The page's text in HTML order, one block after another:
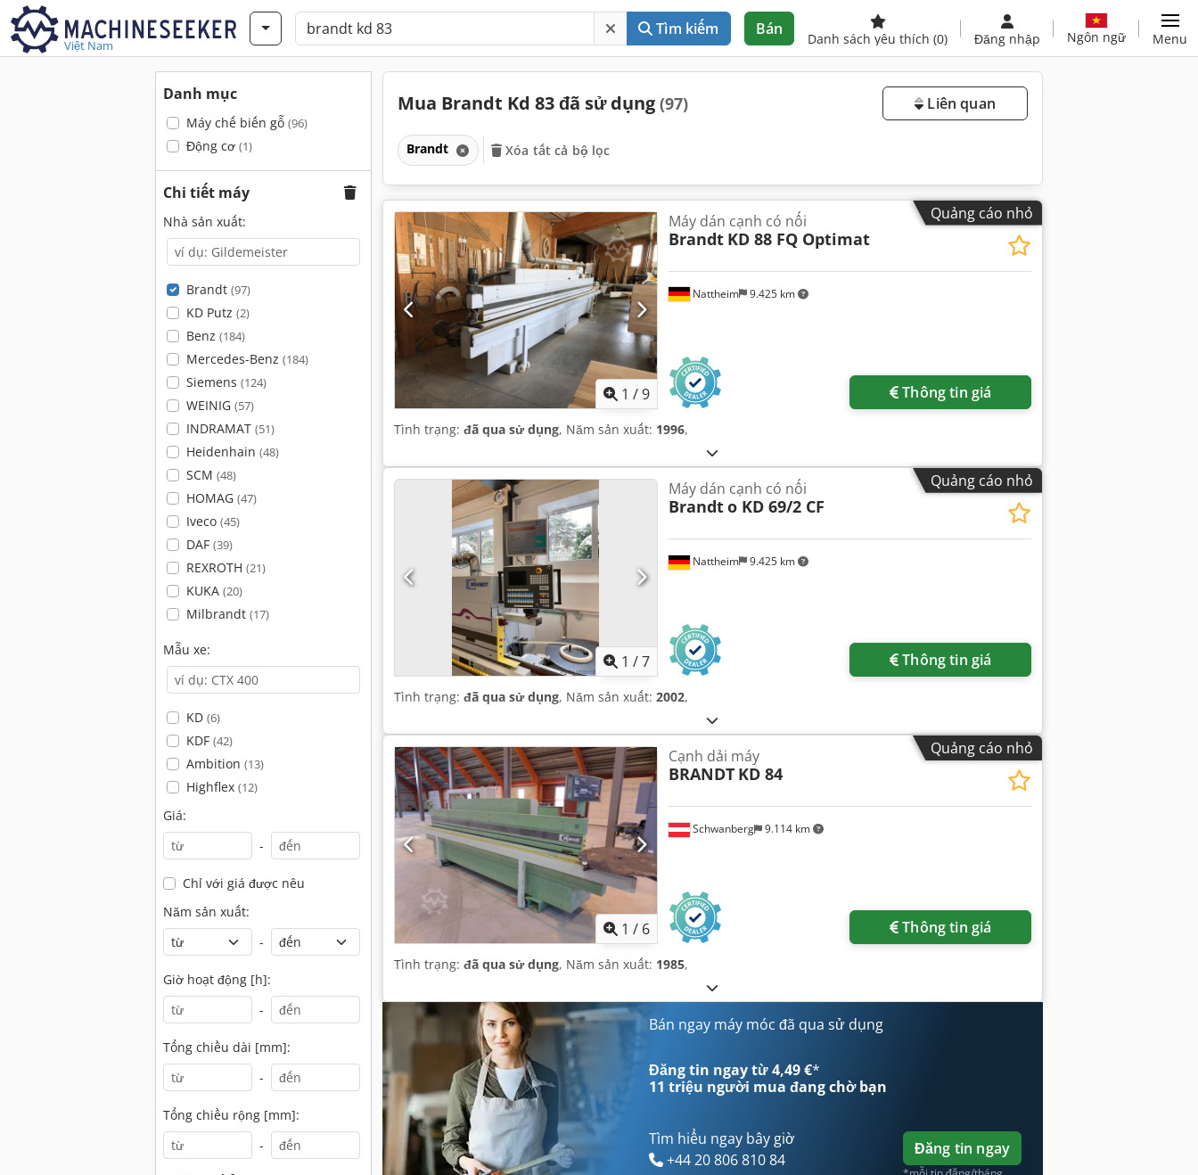
Việt Nam
Tìm kiếm Bán
Danh sách yêu thích (0) Đăng nhập Ngôn ngữ Menu
Danh mục
Máy chế biến gỗ (96)
Động cơ (1)
Chi tiết máy
Nhà sản xuất:
Brandt (97)
KD Putz (2)
Benz (184)
Mercedes-Benz (184)
Siemens (124)
WEINIG (57)
INDRAMAT (51)
Heidenhain (48)
SCM (48)
HOMAG (47)
Iveco (45)
DAF (39)
REXROTH (21)
KUKA (20)
Milbrandt (17)
Mẫu xe:
KD (6)
KDF (42)
Ambition (13)
Highflex (12)
Giá:
-
Chỉ với giá được nêu
Năm sản xuất:
-
Giờ hoạt động [h]:
-
Tổng chiều dài [mm]:
-
Tổng chiều rộng [mm]:
-
Mua Brandt Kd 83 đã sử dụng (97) Liên quan
Brandt Xóa tất cả bộ lọc
Quảng cáo nhỏ
1 /9
Nattheim 9.425 km
Máy dán cạnh có nối
Brandt KD 88 FQ Optimat
Thông tin giá
Tình trạng: đã qua sử dụng, Năm sản xuất: 1996,
Quảng cáo nhỏ
1 /7
Nattheim 9.425 km
Máy dán cạnh có nối
Brandto KD 69/2 CF
Thông tin giá
Tình trạng: đã qua sử dụng, Năm sản xuất: 2002,
Quảng cáo nhỏ
1 / 6
Schwanberg 9.114 km
Cạnh dải máy
BRANDT KD 84
Thông tin giá
Tình trạng: đã qua sử dụng, Năm sản xuất: 1985,
Bán ngay máy móc đã qua sử dụng
Đăng tin ngay từ 4,49 €*
11 triệu người mua đang chờ bạn
Tìm hiểu ngay bây giờ
+44 20 806 810 84
Đăng tin ngay